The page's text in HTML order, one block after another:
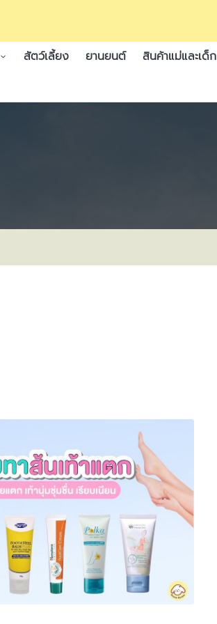
สัตว์เลี้ยง ยานยนต์ สินค้าแม่และเด็ก